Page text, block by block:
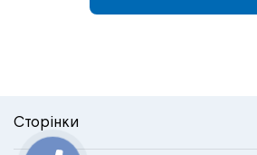
Сторінки